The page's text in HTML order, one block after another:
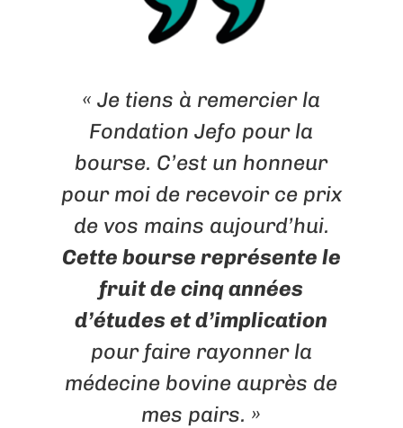
« Je tiens à remercier la
Fondation Jefo pour la
bourse. C’est un honneur
pour moi de recevoir ce prix
de vos mains aujourd’hui.
Cette bourse représente le
fruit de cinq années
d’études et d’implication
pour faire rayonner la
médecine bovine auprès de
mes pairs. »